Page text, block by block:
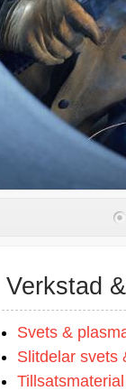
Verkstad
Svets &
Slitdelar svets